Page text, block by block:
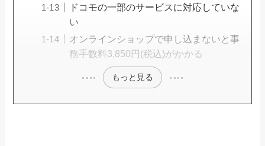
ドコモの一部のサービスに対応していな
い
オンラインショップで申し込まないと事
務手数料3,850円(税込)がかかる
もっと見る